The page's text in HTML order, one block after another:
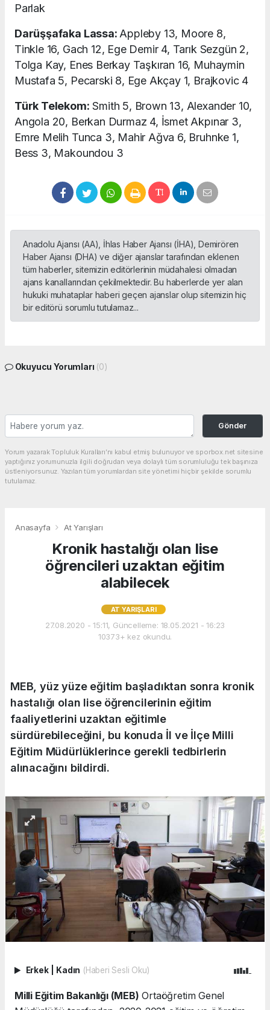
Parlak
Darüşşafaka Lassa: Appleby 13, Moore 8,
Tinkle 16, Gach 12, Ege Demir 4, Tarık Sezgün 2,
Tolga Kay, Enes Berkay Taşkıran 16, Muhaymin
Mustafa 5, Pecarski 8, Ege Akçay 1, Brajkovic 4
Türk Telekom: Smith 5, Brown 13, Alexander 10,
Angola 20, Berkan Durmaz 4, İsmet Akpınar 3,
Emre Melih Tunca 3, Mahir Ağva 6, Bruhnke 1,
Bess 3, Makoundou 3
Anadolu Ajansı (AA), İhlas Haber Ajansı (İHA), Demirören
Haber Ajansı (DHA) ve diğer ajanslar tarafından eklenen
tüm haberler, sitemizin editörlerinin müdahalesi olmadan
ajans kanallarından çekilmektedir. Bu haberlerde yer alan
hukuki muhataplar haberi geçen ajanslar olup sitemizin hiç
bir editörü sorumlu tutulamaz...
Okuyucu Yorumları (0)
Gönder
Yorum yazarak Topluluk Kuralları’nı kabul etmiş bulunuyor ve sporbox.net sitesine
yaptığınız yorumunuzla ilgili doğrudan veya dolaylı tüm sorumluluğu tek başınıza
üstleniyorsunuz. Yazılan tüm yorumlardan site yönetimi hiçbir şekilde sorumlu
tutulamaz.
Anasayfa At Yarışları
Kronik hastalığı olan lise
öğrencileri uzaktan eğitim
alabilecek
AT YARIŞLARI
27.08.2020 - 15:11, Güncelleme: 18.05.2021 - 16:23
10373+ kez okundu.
MEB, yüz yüze eğitim başladıktan sonra kronik
hastalığı olan lise öğrencilerinin eğitim
faaliyetlerini uzaktan eğitimle
sürdürebileceğini, bu konuda İl ve İlçe Milli
Eğitim Müdürlüklerince gerekli tedbirlerin
alınacağını bildirdi.
Erkek Kadın (Haberi Sesli Oku)
Milli Eğitim Bakanlığı (MEB) Ortaöğretim Genel